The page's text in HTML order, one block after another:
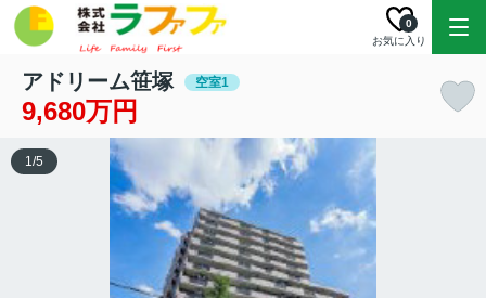
お気に入り
0
アドリーム笹塚 空室1
9,680万円
1/5